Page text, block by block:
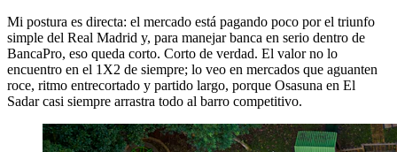
Mi postura es directa: el mercado está pagando poco por el triunfo
simple del Real Madrid y, para manejar banca en serio dentro de
BancaPro, eso queda corto. Corto de verdad. El valor no lo
encuentro en el 1X2 de siempre; lo veo en mercados que aguanten
roce, ritmo entrecortado y partido largo, porque Osasuna en El
Sadar casi siempre arrastra todo al barro competitivo.